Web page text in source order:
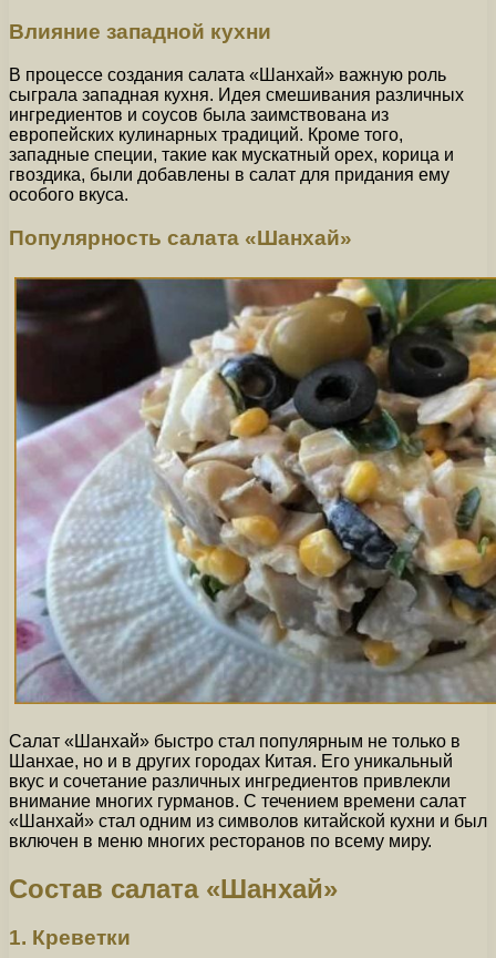
Влияние западной кухни
В процессе создания салата «Шанхай» важную роль
сыграла западная кухня. Идея смешивания различных
ингредиентов и соусов была заимствована из
европейских кулинарных традиций. Кроме того,
западные специи, такие как мускатный орех, корица и
гвоздика, были добавлены в салат для придания ему
особого вкуса.
Популярность салата «Шанхай»
Салат «Шанхай» быстро стал популярным не только в
Шанхае, но и в других городах Китая. Его уникальный
вкус и сочетание различных ингредиентов привлекли
внимание многих гурманов. С течением времени салат
«Шанхай» стал одним из символов китайской кухни и был
включен в меню многих ресторанов по всему миру.
Состав салата «Шанхай»
1. Креветки